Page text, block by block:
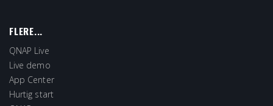
FLERE...
QNAP Live
Live demo
App Center
Hurtig start